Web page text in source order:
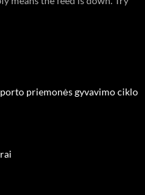
priemonės gyvavimo ciklo